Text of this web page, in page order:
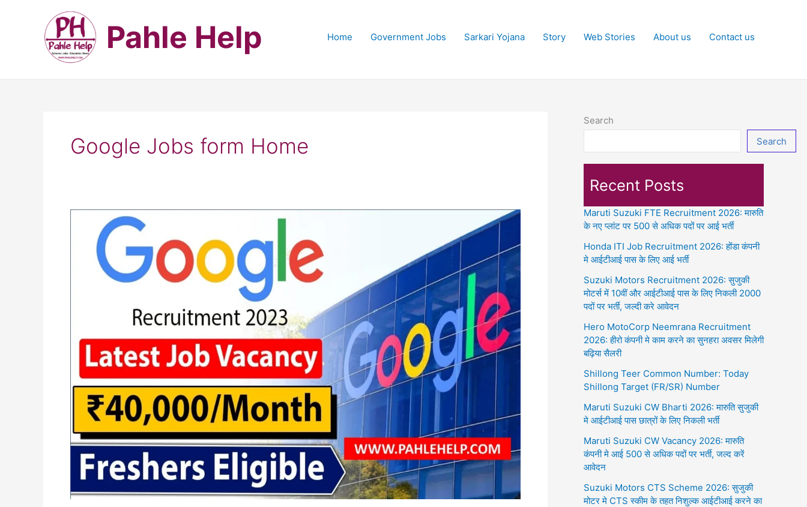
Pahle Help Home Government Jobs Sarkari Yojana Story Web Stories About us Contact us
Google Jobs form Home
Search
Search
Recent Posts
Maruti Suzuki FTE Recruitment 2026: मारुति
के नए प्लांट पर 500 से अधिक पदों पर आई भर्ती
Honda ITI Job Recruitment 2026: होंडा कंपनी
मे आईटीआई पास के लिए आई भर्ती
Suzuki Motors Recruitment 2026: सुजुकी
मोटर्स में 10वीं और आईटीआई पास के लिए निकली 2000
पदों पर भर्ती, जल्दी करे आवेदन
Hero MotoCorp Neemrana Recruitment
2026: हीरो कंपनी मे काम करने का सुनहरा अवसर मिलेगी
बढ़िया सैलरी
Shillong Teer Common Number: Today
Shillong Target (FR/SR) Number
Maruti Suzuki CW Bharti 2026: मारुति सुजुकी
मे आईटीआई पास छात्रों के लिए निकली भर्ती
Maruti Suzuki CW Vacancy 2026: मारुति
कंपनी मे आई 500 से अधिक पदों पर भर्ती, जल्द करें
आवेदन
Suzuki Motors CTS Scheme 2026: सुजुकी
मोटर मे CTS स्कीम के तहत निशुल्क आईटीआई करने का